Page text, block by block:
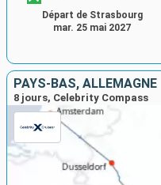
Départ de Strasbourg
mar. 25 mai 2027
PAYS-BAS, ALLEMAGNE
8 jours, Celebrity Compass